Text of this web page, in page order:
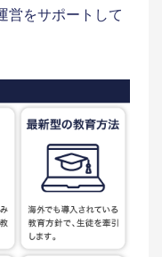
営をサポートして